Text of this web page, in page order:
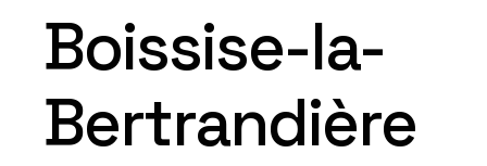
Boissise-la-
Bertrandière